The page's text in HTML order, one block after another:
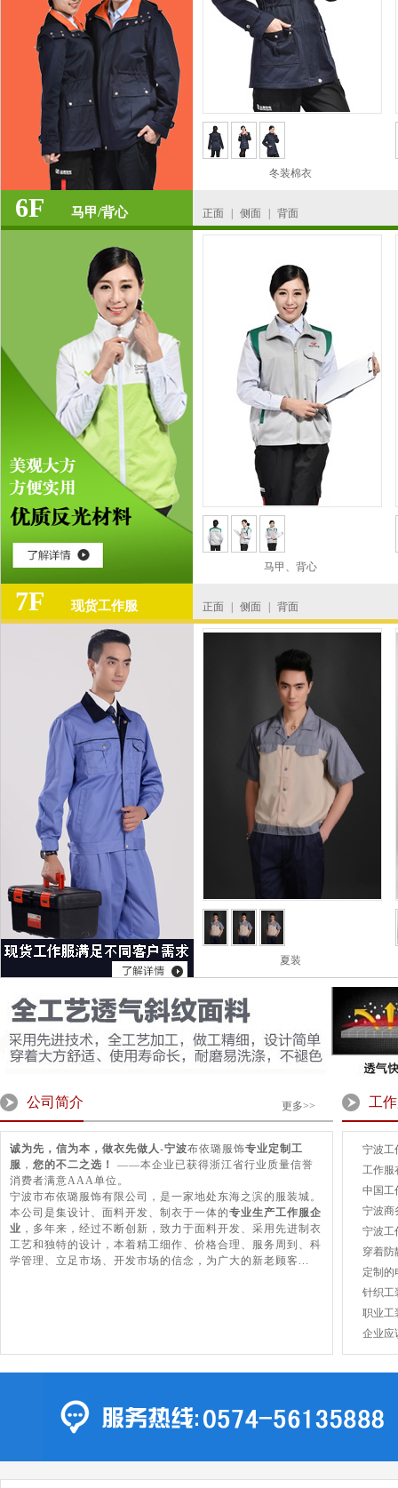
冬装棉衣
6F 马甲/背心 正面 侧面 背面
马甲、背心
7F 现货工作服 正面 侧面 背面
夏装
更多>>
公司简介
诚为先，信为本，做衣先做人-宁波布依璐服饰专业定制工
服 ， 您的不二之选！
——本企业已获得浙江省行业质量信誉
消费者满意AAA单位。
宁波市布依璐服饰有限公司，是一家地处东海之滨的服装城。
本公司是集设计、面料开发、制衣于一体的专业生产工作服企
业 ，多年来，经过不断创新，致力于面料开发、采用先进制衣
工艺和独特的设计，本着精工细作、价格合理、服务周到、科
学管理、立足市场、开发市场的信念，为广大的新老顾客...
工
宁波工
工作服
中国工
宁波商
宁波工
穿着防
定制的
针织工
职业工
企业应